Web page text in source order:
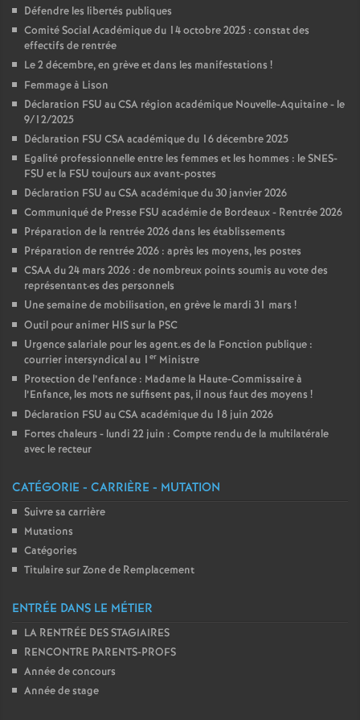
Défendre les libertés publiques
Comité Social Académique du 14 octobre 2025 : constat des
effectifs de rentrée
Le 2 décembre, en grève et dans les manifestations !
Femmage à Lison
Déclaration FSU au CSA région académique Nouvelle-Aquitaine - le
9/12/2025
Déclaration FSU CSA académique du 16 décembre 2025
Egalité professionnelle entre les femmes et les hommes : le SNES-
FSU et la FSU toujours aux avant-postes
Déclaration FSU au CSA académique du 30 janvier 2026
Communiqué de Presse FSU académie de Bordeaux - Rentrée 2026
Préparation de la rentrée 2026 dans les établissements
Préparation de rentrée 2026 : après les moyens, les postes
CSAA du 24 mars 2026 : de nombreux points soumis au vote des
représentant·es des personnels
Une semaine de mobilisation, en grève le mardi 31 mars !
Outil pour animer HIS sur la PSC
Urgence salariale pour les agent.es de la Fonction publique :
courrier intersyndical au 1 er Ministre
Protection de l’enfance : Madame la Haute-Commissaire à
l’Enfance, les mots ne suffisent pas, il nous faut des moyens !
Déclaration FSU au CSA académique du 18 juin 2026
Fortes chaleurs - lundi 22 juin : Compte rendu de la multilatérale
avec le recteur
CATÉGORIE - CARRIÈRE - MUTATION
Suivre sa carrière
Mutations
Catégories
Titulaire sur Zone de Remplacement
ENTRÉE DANS LE MÉTIER
LA RENTRÉE DES STAGIAIRES
RENCONTRE PARENTS-PROFS
Année de concours
Année de stage